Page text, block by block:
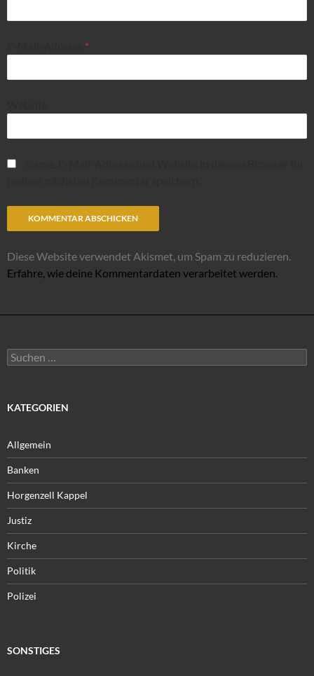
*
Diese Website verwendet Akismet, um Spam zu reduzieren.
Erfahre, wie deine Kommentardaten verarbeitet werden.
Suchen
nach:
KATEGORIEN
Allgemein
Banken
Horgenzell Kappel
Justiz
Kirche
Politik
Polizei
SONSTIGES